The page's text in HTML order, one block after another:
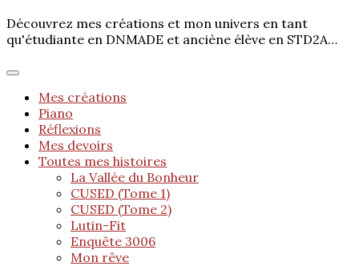
Découvrez mes créations et mon univers en tant
qu'étudiante en DNMADE et anciène élève en STD2A…
Mes créations
Piano
Réflexions
Mes devoirs
Toutes mes histoires
La Vallée du Bonheur
CUSED (Tome 1)
CUSED (Tome 2)
Lutin-Fit
Enquête 3006
Mon rêve